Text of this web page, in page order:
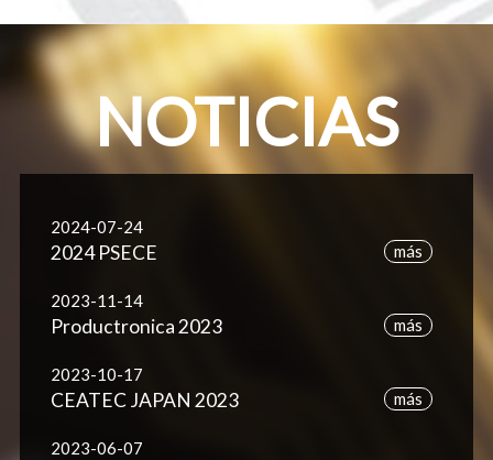
NOTICIAS
2024-07-24
2024 PSECE más
2023-11-14
Productronica 2023 más
2023-10-17
CEATEC JAPAN 2023 más
2023-06-07